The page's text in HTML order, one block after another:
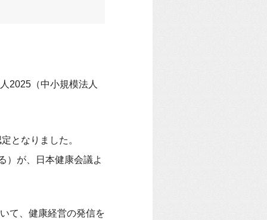
2025（中小規模法人
となりました。
）が、日本健康会議よ
て、健康経営の発信を